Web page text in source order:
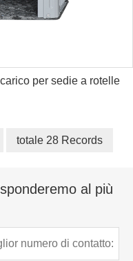
per sedie a rotelle
totale 28 Records
al più